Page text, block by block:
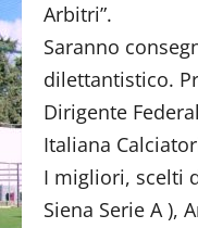
Arbitri”.
Saranno
dilettantistico.
Dirigente
Italiana
I migliori, scelti
Siena Serie A ),